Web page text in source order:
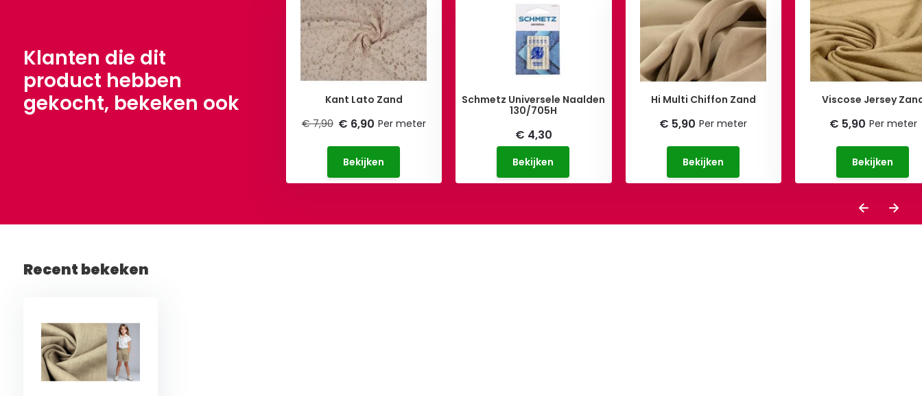
Klanten die dit
product hebben
gekocht, bekeken ook
Katoen Zand
Kant Lato Zand
€ 7,90 € 6,90 Per meter
Bekijken
Schmetz Universele Naalden
130/705H
€ 4,30
Bekijken
Hi Multi Chiffon Zand
€ 5,90 Per meter
Bekijken
Viscose Jersey
€ 5,90 Per meter
Bekijken
Recent bekeken